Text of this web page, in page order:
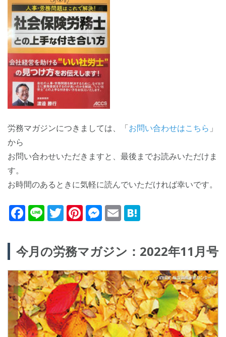
労務マガジンにつきましては、「お問い合わせはこちら 」
から
お問い合わせいただきますと、最後までお読みいただけま
す。
お時間のあるときに気軽に読んでいただければ幸いです。
Facebook
LineTwitter
Pinterest
Messenger
Email
今月の労務マガジン：2022年11月号